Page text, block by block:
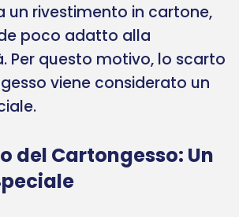
un rivestimento in cartone,
poco adatto alla
Per questo motivo, lo scarto
viene considerato un
del Cartongesso: Un